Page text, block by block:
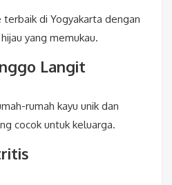
di Yogyakarta dengan
yang memukau.
Langit
rumah kayu unik dan
cocok untuk keluarga.